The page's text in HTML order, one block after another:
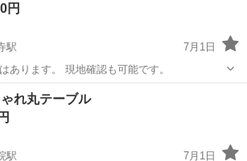
円
駅
7月1日
中古品のため小傷などはあります。 現地確認も可能です。
興寺駅 テーブル
れ丸テーブル
駅
7月1日